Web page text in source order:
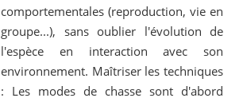
comportementales (reproduction, vie en
groupe...), sans oublier l'évolution de
l'espèce en interaction avec son
environnement. Maîtriser les techniques
: Les modes de chasse sont d'abord